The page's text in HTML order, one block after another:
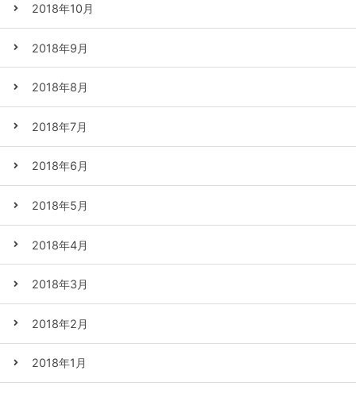
2018年10月
2018年9月
2018年8月
2018年7月
2018年6月
2018年5月
2018年4月
2018年3月
2018年2月
2018年1月